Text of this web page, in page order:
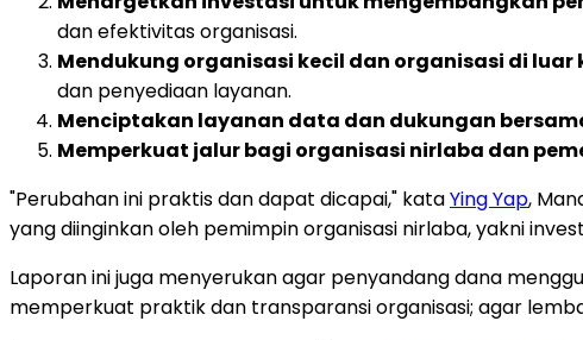
dan efektivitas organisasi.
Mendukung organisasi kecil dan organisasi di
dan penyediaan layanan.
Menciptakan layanan data dan dukungan
Memperkuat jalur bagi organisasi nirlaba dan
"Perubahan ini praktis dan dapat dicapai," kataYing Yap,
yang diinginkan oleh pemimpin organisasi nirlaba, yakni
Laporan ini juga menyerukan agar penyandang dana
memperkuat praktik dan transparansi organisasi; agar